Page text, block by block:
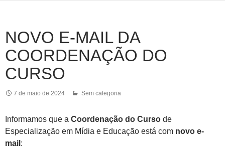
NOVO E-MAIL DA
COORDENAÇÃO DO
CURSO
7 de maio de 2024 Sem categoria
Informamos que a Coordenação do Curso de
Especialização em Mídia e Educação está com novo e-
mail :